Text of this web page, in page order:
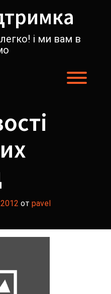
і ми вам в
от pavel